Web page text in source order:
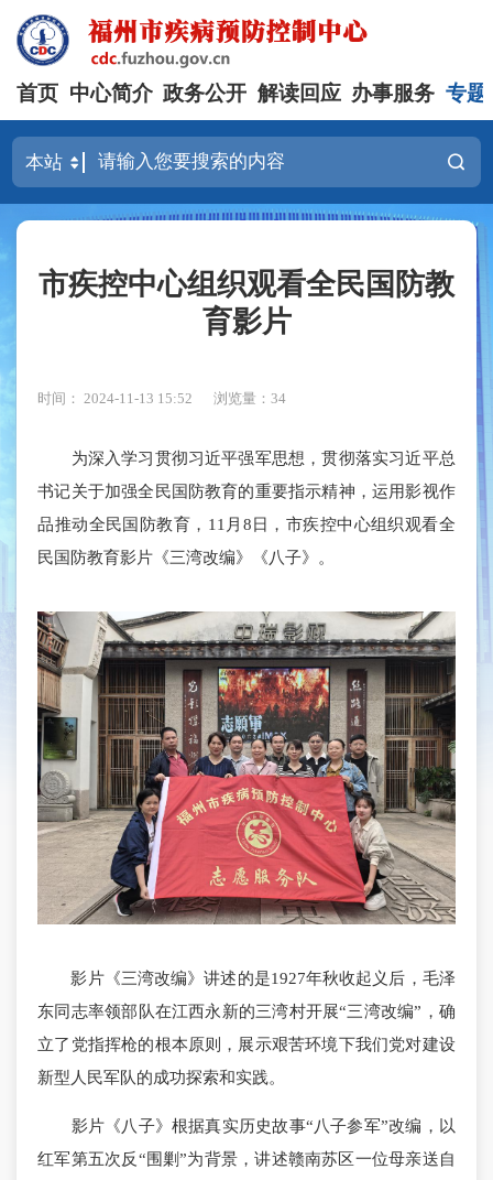
首页 中心简介 政务公开 解读回应 办事服务 专题
市疾控中心组织观看全民国防教
育影片
时间： 2024-11-13 15:52 浏览量：34
为深入学习贯彻习近平强军思想，贯彻落实习近平总
书记关于加强全民国防教育的重要指示精神，运用影视作
品推动全民国防教育，11月8日，市疾控中心组织观看全
民国防教育影片《三湾改编》《八子》。
影片《三湾改编》讲述的是1927年秋收起义后，毛泽
东同志率领部队在江西永新的三湾村开展“三湾改编”，确
立了党指挥枪的根本原则，展示艰苦环境下我们党对建设
新型人民军队的成功探索和实践。
影片《八子》根据真实历史故事“八子参军”改编，以
红军第五次反“围剿”为背景，讲述赣南苏区一位母亲送自